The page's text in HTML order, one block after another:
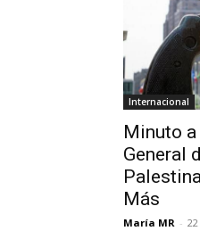
Internacional
Minuto
General
Más
María MR -